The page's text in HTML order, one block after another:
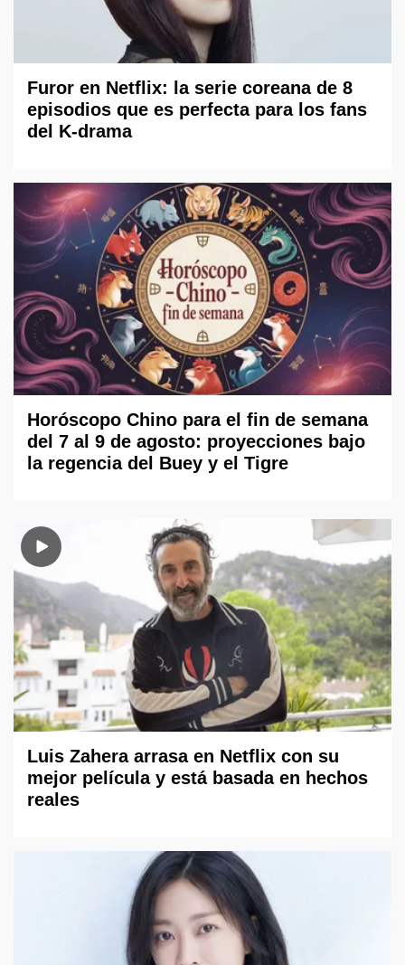
Furor en Netflix: la serie coreana de 8
episodios que es perfecta para los fans
del K-drama
Horóscopo Chino para el fin de semana
del 7 al 9 de agosto: proyecciones bajo
la regencia del Buey y el Tigre
Luis Zahera arrasa en Netflix con su
mejor película y está basada en hechos
reales